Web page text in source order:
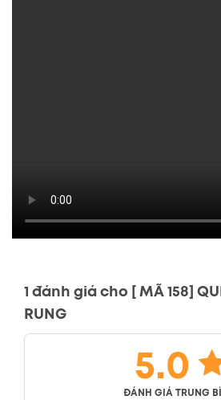
1 đánh giá cho [ MÃ 158]
RUNG
5.0
ĐÁNH GIÁ TRUNG